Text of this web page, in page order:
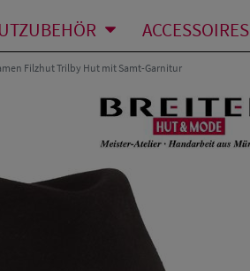
ACCESSOIRES
Filzhut Trilby Hut mit Samt-Garnitur